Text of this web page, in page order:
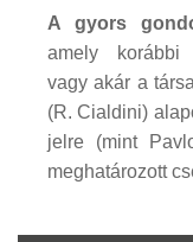
A gyors
amely korábbi
vagy akár a
(R. Cialdini)
jelre (mint
meghatározott